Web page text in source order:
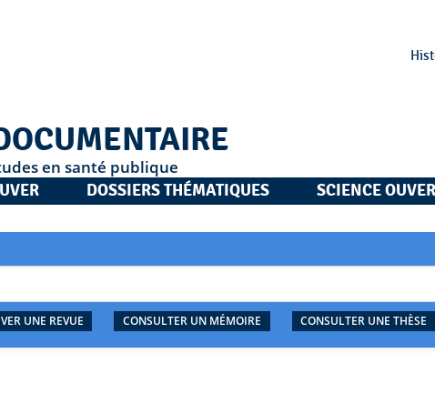
en santé publique
DOSSIERS THÉMATIQUES SCIENCE
UNE REVUE CONSULTER UN MÉMOIRE CONSULTER UNE THÈSE